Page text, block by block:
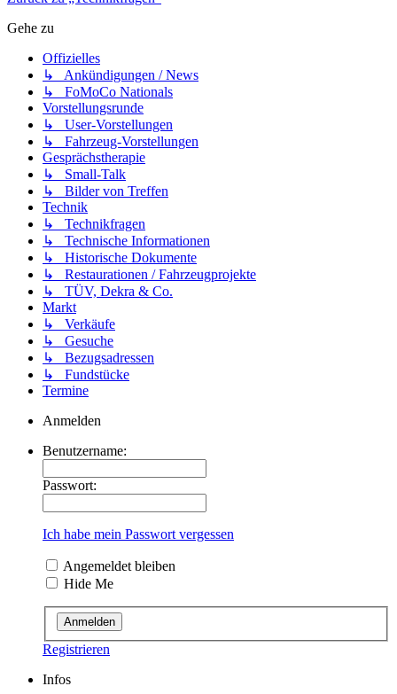
Gehe zu
Offizielles
↳ Ankündigungen / News
↳ FoMoCo Nationals
Vorstellungsrunde
↳ User-Vorstellungen
↳ Fahrzeug-Vorstellungen
Gesprächstherapie
↳ Small-Talk
↳ Bilder von Treffen
Technik
↳ Technikfragen
↳ Technische Informationen
↳ Historische Dokumente
↳ Restaurationen / Fahrzeugprojekte
↳ TÜV, Dekra & Co.
Markt
↳ Verkäufe
↳ Gesuche
↳ Bezugsadressen
↳ Fundstücke
Termine
Anmelden
Benutzername:
Passwort:
Ich habe mein Passwort vergessen
Angemeldet bleiben
Hide Me
Registrieren
Infos